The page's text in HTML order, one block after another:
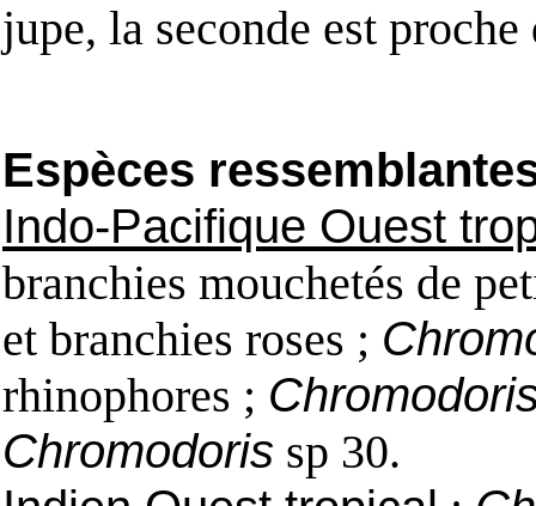
jupe, la seconde est
Espèces
Indo-Pacifique Ouest
branchies mouchetés de
et branchies roses ;
rhinophores ;
Chromodoris sp 30.